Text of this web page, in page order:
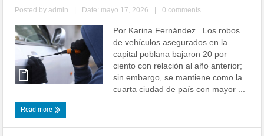
Posted byadmin Date: mayo 17, 2026 0 comments
Por Karina Fernández Los robos
de vehículos asegurados en la
capital poblana bajaron 20 por
ciento con relación al año anterior;
sin embargo, se mantiene como la
cuarta ciudad de país con mayor ...
Read more